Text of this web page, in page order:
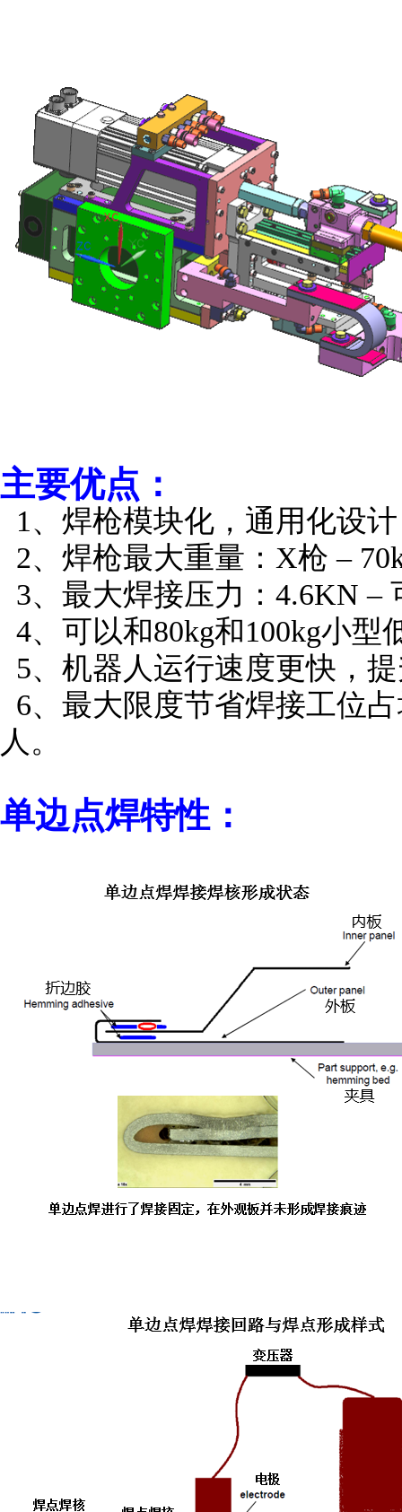
主要优点：
1、焊枪模块化，通用化设
2、焊枪最大重量：X枪 –
3、最大焊接压力：4.6KN –
4、可以和80kg和100kg小
5、机器人运行速度更快，
6、最大限度节省焊接工位
人。
单边点焊特性：